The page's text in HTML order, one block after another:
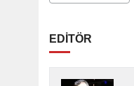
EDİTÖR